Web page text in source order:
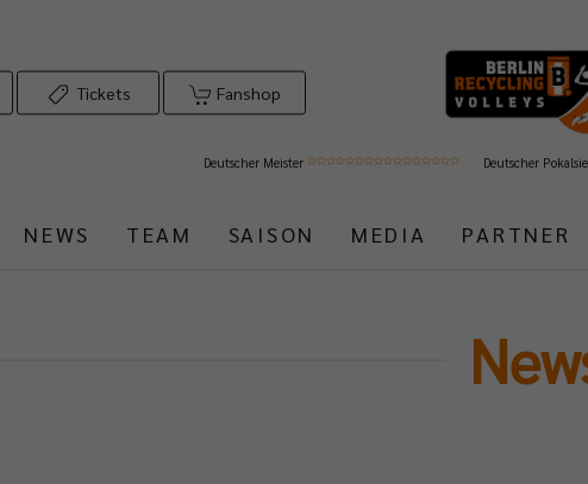
Tickets Fanshop
Deutscher Meister Deutscher
NEWS TEAM SAISON MEDIA PARTNER